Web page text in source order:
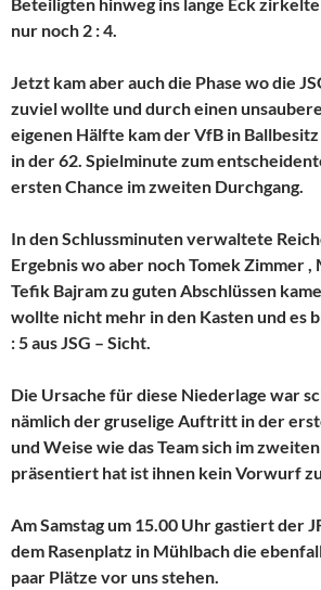
nur noch 2 : 4.
Jetzt kam aber auch die Phase wo die
zuviel wollte und durch einen
eigenen Hälfte kam der VfB in
in der 62. Spielminute zum
ersten Chance im zweiten Durchgang.
In den Schlussminuten verwaltete
Ergebnis wo aber noch Tomek Zimmer
Tefik Bajram zu guten Abschlüssen
wollte nicht mehr in den Kasten und es
: 5 aus JSG – Sicht.
Die Ursache für diese Niederlage war
nämlich der gruselige Auftritt in der
und Weise wie das Team sich im
präsentiert hat ist ihnen kein Vorwurf
Am Samstag um 15.00 Uhr gastiert der
dem Rasenplatz in Mühlbach die
paar Plätze vor uns stehen.